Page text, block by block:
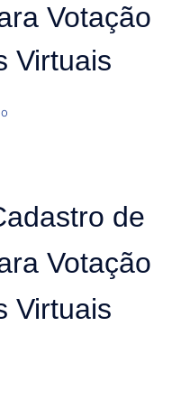
Votação
Virtuais
de
Votação
Virtuais